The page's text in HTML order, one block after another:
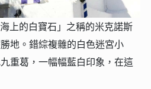
上的白寶石」之稱的米克諾斯
地。錯綜複雜的白色迷宮小
重葛，一幅幅藍白印象，在這